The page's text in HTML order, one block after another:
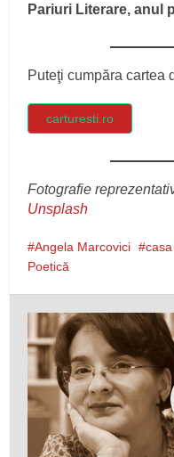
Pariuri Literare, anul
Puteţi cumpăra cartea
carturesti.ro
Fotografie
Unsplash
Angela Marcovici
Poetică